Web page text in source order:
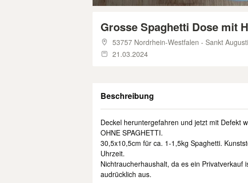
Grosse Spaghetti Dose mit
53757 Nordrhein-Westfalen - Sankt
21.03.2024
Beschreibung
Deckel heruntergefahren und jetzt mit Defekt
OHNE SPAGHETTI.
30,5x10,5cm für ca. 1-1,5kg Spaghetti.
Uhrzeit.
Nichtraucherhaushalt, da es ein
audrücklich aus.